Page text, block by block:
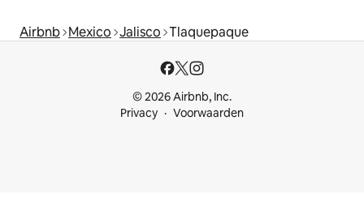
Airbnb Mexico Jalisco Tlaquepaque
© 2026 Airbnb, Inc.
Privacy
Voorwaarden